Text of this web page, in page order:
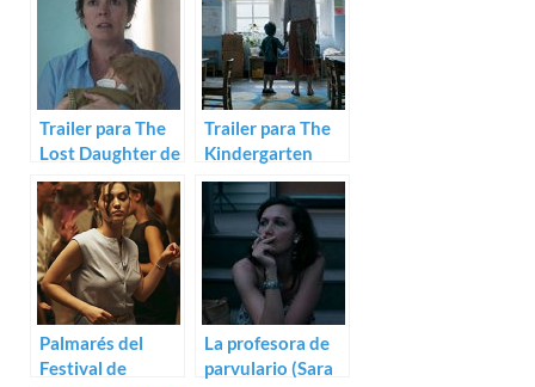
Trailer para The
Lost Daughter de
Maggie
Gyllenhaal
Trailer para The
Kindergarten
Teacher, con
Maggie
Gyllenhaal
Palmarés del
Festival de
La profesora de
parvulario (Sara